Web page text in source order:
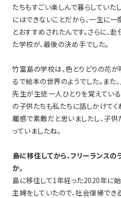
たちもすごい楽しんで暮らしていた
にはできないことだから、一生に一
とおすすめされたんです。さらに、
た学校が、最後の決め手でした。
竹富島の学校は、色とりどりの花が
るで絵本の世界のようでした。また
先生が生徒一人ひとりを覚えている
の子供たちも私たちに話しかけて
離感で素敵だと思いましたし、子供
っていましたね。
――島に移住してから、フリーランス
か。
島に移住して1年経った2020年に
主婦をしていたので、社会復帰でき